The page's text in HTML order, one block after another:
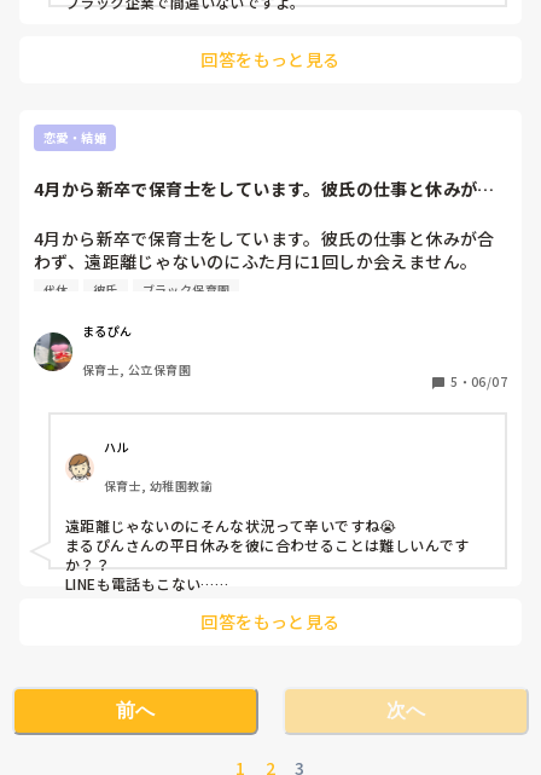
回答をもっと見る
恋愛・結婚
4月から新卒で保育士をしています。彼氏の仕事と休みが合
4月から新卒で保育士をしています。彼氏の仕事と休みが合
わず、遠距離じゃないのにふた月に1回しか会えません。
私は保育士のため基本土日休みですが、彼は100%平日休み
です。また、私が土曜出勤の代休で平日休みになっても、彼
氏の休みとかぶることはほとんどありません。
彼氏、旦那さんと休みが合わない方はどうコミュニケーショ
ンを取っていますか？
ちなみに彼はブラック企業に勤めているので朝から深夜まで
仕事しており、LINEも電話もほとんどできません。
仕事のつらさと連絡の取れないつらさとで毎日泣いています
代休 彼氏 ブラック保育園
まるぴん
保育士, 公立保育園
5 ・ 06/07
ハル
保育士, 幼稚園教諭
遠距離じゃないのにそんな状況って辛いですね😭
まるぴんさんの平日休みを彼に合わせることは難しいんです
か？？
LINEも電話もこない…
回答をもっと見る
前へ
1 2 3
次へ